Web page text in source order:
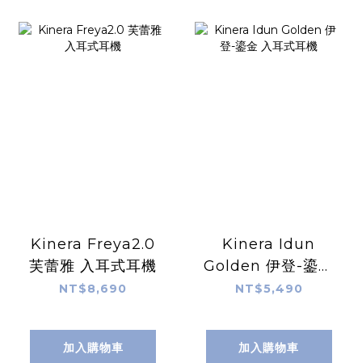
Kinera Freya2.0
芙蕾雅 入耳式耳機
NT$8,690
加入購物車
Kinera Idun
Golden 伊登-鎏金
入耳式耳機
NT$5,490
加入購物車